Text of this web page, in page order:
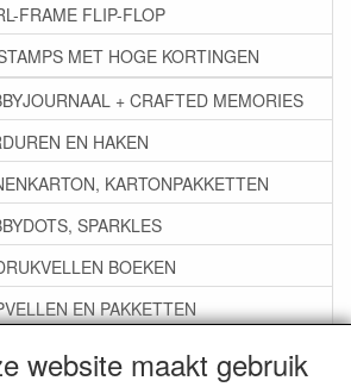
website maakt gebruik
FRAME FLIP-FLOP
MET HOGE KORTINGEN
+ CRAFTED MEMORIES
EN HAKEN
KARTONPAKKETTEN
SPARKLES
BOEKEN
EN PAKKETTEN
LIJM SNIJMALLEN STEMPELS